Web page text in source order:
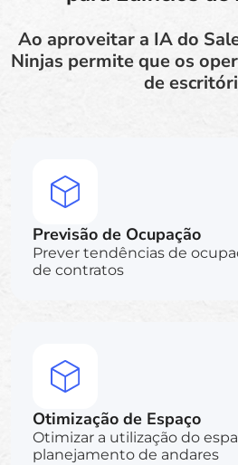
Ao aproveitar a IA do
Ninjas permite que os
de
Previsão de Ocupação
Prever tendências de
de contratos
Otimização de Espaço
Otimizar a utilização do
planejamento de andares